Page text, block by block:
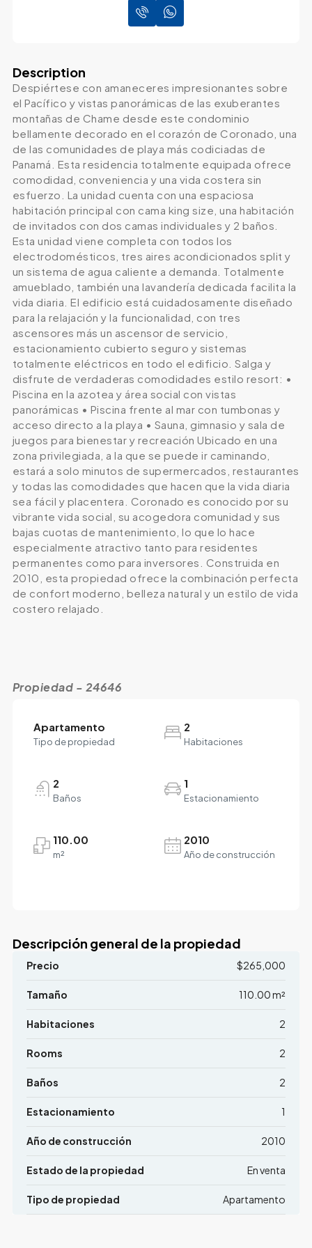
Description
Despiértese con amaneceres impresionantes sobre
el Pacífico y vistas panorámicas de las exuberantes
montañas de Chame desde este condominio
bellamente decorado en el corazón de Coronado, una
de las comunidades de playa más codiciadas de
Panamá. Esta residencia totalmente equipada ofrece
comodidad, conveniencia y una vida costera sin
esfuerzo. La unidad cuenta con una espaciosa
habitación principal con cama king size, una habitación
de invitados con dos camas individuales y 2 baños.
Esta unidad viene completa con todos los
electrodomésticos, tres aires acondicionados split y
un sistema de agua caliente a demanda. Totalmente
amueblado, también una lavandería dedicada facilita la
vida diaria. El edificio está cuidadosamente diseñado
para la relajación y la funcionalidad, con tres
ascensores más un ascensor de servicio,
estacionamiento cubierto seguro y sistemas
totalmente eléctricos en todo el edificio. Salga y
disfrute de verdaderas comodidades estilo resort: •
Piscina en la azotea y área social con vistas
panorámicas • Piscina frente al mar con tumbonas y
acceso directo a la playa • Sauna, gimnasio y sala de
juegos para bienestar y recreación Ubicado en una
zona privilegiada, a la que se puede ir caminando,
estará a solo minutos de supermercados, restaurantes
y todas las comodidades que hacen que la vida diaria
sea fácil y placentera. Coronado es conocido por su
vibrante vida social, su acogedora comunidad y sus
bajas cuotas de mantenimiento, lo que lo hace
especialmente atractivo tanto para residentes
permanentes como para inversores. Construida en
2010, esta propiedad ofrece la combinación perfecta
de confort moderno, belleza natural y un estilo de vida
costero relajado.
Propiedad - 24646
Apartamento
Tipo de propiedad
2
Habitaciones
2
Baños
1
Estacionamiento
110.00
m²
2010
Año de construcción
Descripción general de la propiedad
Precio $265,000
Tamaño 110.00 m²
Habitaciones 2
Rooms 2
Baños 2
Estacionamiento 1
Año de construcción 2010
Estado de la propiedad En venta
Tipo de propiedad Apartamento